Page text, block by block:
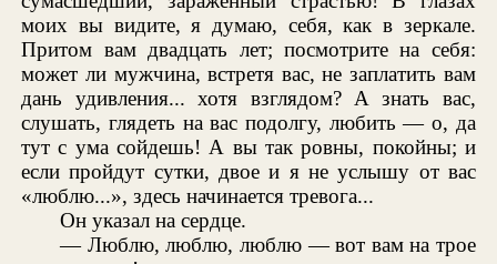
моих вы видите, я думаю, себя, как в зеркале.
Притом вам двадцать лет; посмотрите на себя:
может ли мужчина, встретя вас, не заплатить вам
дань удивления... хотя взглядом? А знать вас,
слушать, глядеть на вас подолгу, любить — о, да
тут с ума сойдешь! А вы так ровны, покойны; и
если пройдут сутки, двое и я не услышу от вас
«люблю...», здесь начинается тревога...
Он указал на сердце.
— Люблю, люблю, люблю — вот вам на трое